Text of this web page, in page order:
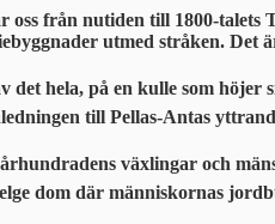
oss från nutiden till 1800-talets
utmed stråken. Det
det hela, på en kulle som
till Pellas-Antas
växlingar och
dom där människornas